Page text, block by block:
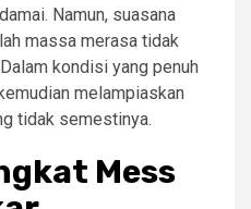
Namun, suasana
massa merasa tidak
kondisi yang penuh
melampiaskan
tidak semestinya.
Mess